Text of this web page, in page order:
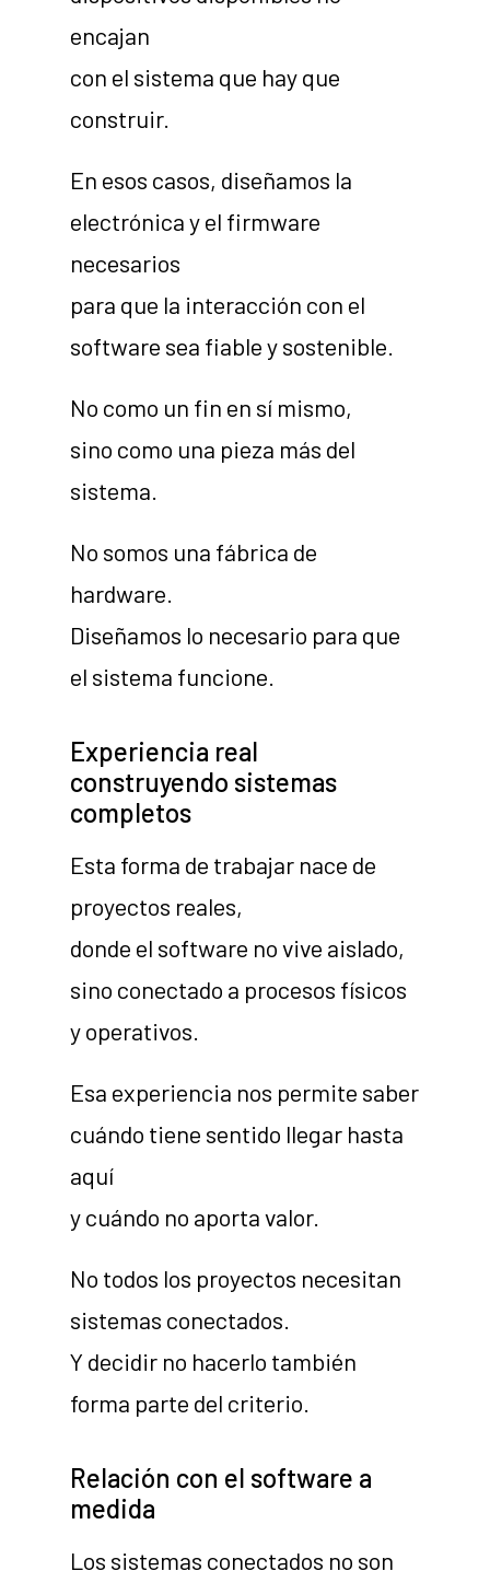
encajan
con el sistema que hay que
construir.
En esos casos, diseñamos la
electrónica y el firmware
necesarios
para que la interacción con el
software sea fiable y sostenible.
No como un fin en sí mismo,
sino como una pieza más del
sistema.
No somos una fábrica de
hardware.
Diseñamos lo necesario para que
el sistema funcione.
Experiencia real
construyendo sistemas
completos
Esta forma de trabajar nace de
proyectos reales,
donde el software no vive aislado,
sino conectado a procesos físicos
y operativos.
Esa experiencia nos permite saber
cuándo tiene sentido llegar hasta
aquí
y cuándo no aporta valor.
No todos los proyectos necesitan
sistemas conectados.
Y decidir no hacerlo también
forma parte del criterio.
Relación con el software a
medida
Los sistemas conectados no son